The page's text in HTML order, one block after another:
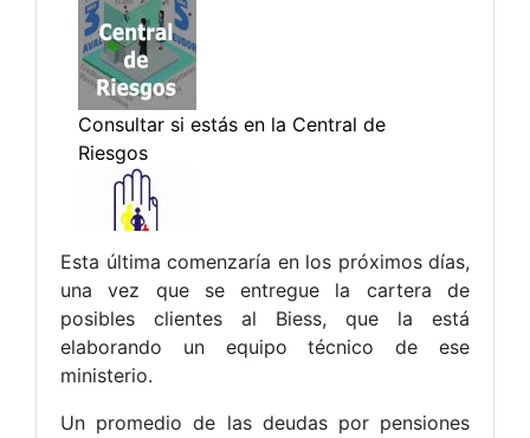
Esta última comenzaría en los próximos días,
una vez que se entregue la cartera de
posibles clientes al Biess, que la está
elaborando un equipo técnico de ese
ministerio.
Un promedio de las deudas por pensiones